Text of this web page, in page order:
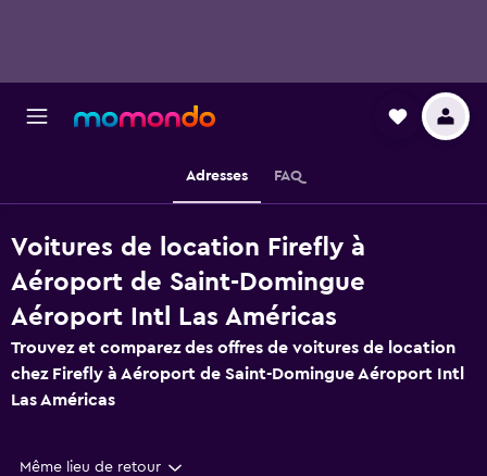
Adresses FAQ
Voitures de location Firefly à
Aéroport de Saint-Domingue
Aéroport Intl Las Américas
Trouvez et comparez des offres de voitures de location
chez Firefly à Aéroport de Saint-Domingue Aéroport Intl
Las Américas
Même lieu de retour